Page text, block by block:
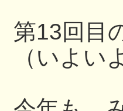
第13回目
（いよい